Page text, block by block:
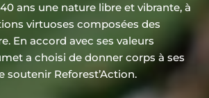
ans une nature libre et vibrante, à
virtuoses composées des
En accord avec ses valeurs
a choisi de donner corps à ses
soutenir Reforest’Action.